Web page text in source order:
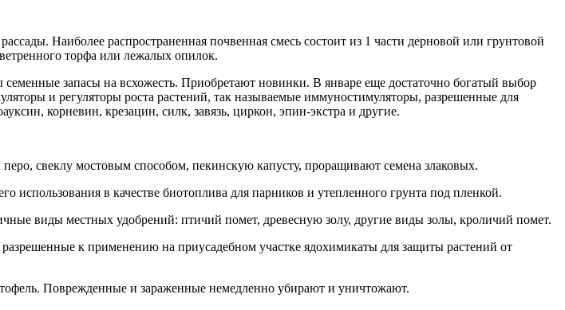
Наиболее распространенная почвенная смесь состоит из 1 части дерновой или грунтовой
торфа или лежалых опилок.
запасы на всхожесть. Приобретают новинки. В январе еще достаточно богатый выбор
и регуляторы роста растений, так называемые иммуностимуляторы, разрешенные для
корневин, крезацин, силк, завязь, циркон, эпин-экстра и другие.
свеклу мостовым способом, пекинскую капусту, проращивают семена злаковых.
использования в качестве биотоплива для парников и утепленного грунта под пленкой.
виды местных удобрений: птичий помет, древесную золу, другие виды золы, кроличий помет.
к применению на приусадебном участке ядохимикаты для защиты растений от
Поврежденные и зараженные немедленно убирают и уничтожают.